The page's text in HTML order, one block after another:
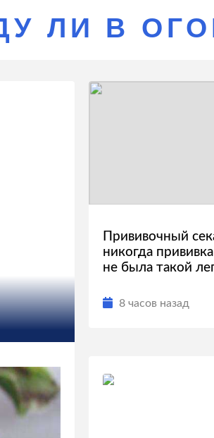
ЛИ В
Прививочный
никогда
не была такой
8 часов назад